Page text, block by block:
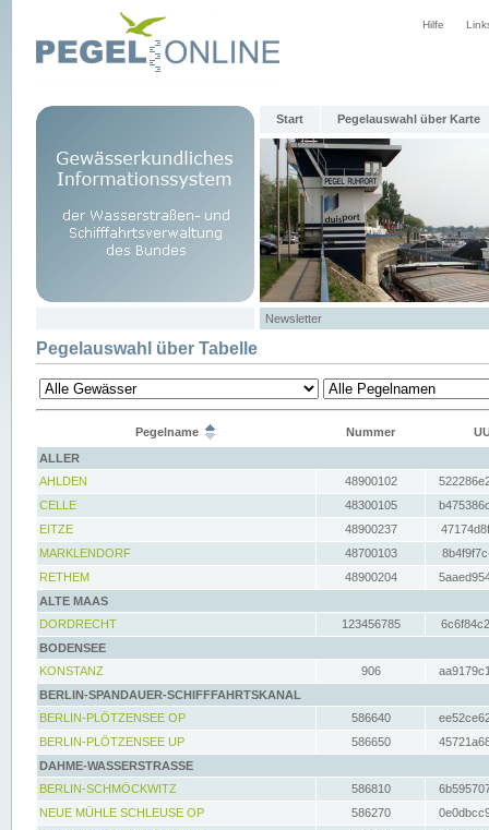
Hilfe
Start Pegelauswahl über Karte
Newsletter
Pegelauswahl über Tabelle
Pegelname Nummer
ALLER
AHLDEN
48900102
CELLE
48300105
EITZE
48900237
MARKLENDORF
48700103
RETHEM
48900204
ALTE MAAS
DORDRECHT
123456785
BODENSEE
KONSTANZ
906
BERLIN-SPANDAUER-SCHIFFFAHRTSKANAL
BERLIN-PLÖTZENSEE OP
586640
BERLIN-PLÖTZENSEE UP
586650
DAHME-WASSERSTRASSE
BERLIN-SCHMÖCKWITZ
586810
NEUE MÜHLE SCHLEUSE OP
586270